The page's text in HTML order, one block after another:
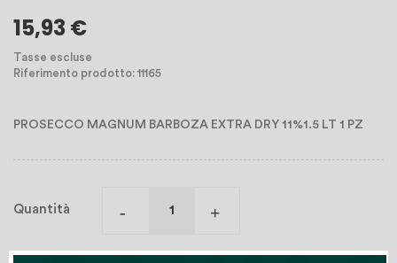
15,93 €
Tasse escluse
Riferimento prodotto: 11165
PROSECCO MAGNUM BARBOZA EXTRA DRY 11%1.5 LT 1 PZ
Quantità